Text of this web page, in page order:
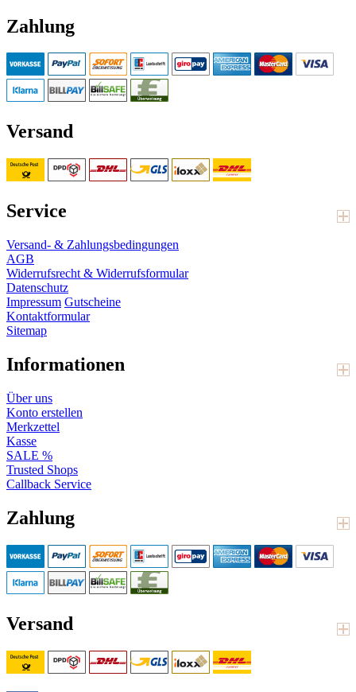
Zahlung
Versand
Service
Versand- & Zahlungsbedingungen
AGB
Widerrufsrecht & Widerrufsformular
Datenschutz
Impressum Gutscheine
Kontaktformular
Sitemap
Informationen
Über uns
Konto erstellen
Merkzettel
Kasse
SALE %
Trusted Shops
Callback Service
Zahlung
Versand